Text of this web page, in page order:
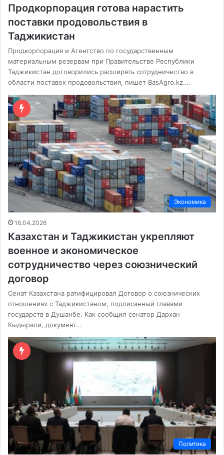
Продкорпорация готова нарастить
поставки продовольствия в
Таджикистан
Продкорпорация и Агентство по государственным
материальным резервам при Правительстве Республики
Таджикистан договорились расширять сотрудничество в
области поставок продовольствия, пишет BasAgro.kz.…
Экономика
16.04.2026
Казахстан и Таджикистан укрепляют
военное и экономическое
сотрудничество через союзнический
договор
Сенат Казахстана ратифицировал Договор о союзнических
отношениях с Таджикистаном, подписанный главами
государств в Душанбе. Как сообщил сенатор Дархан
Кыдырали, документ…
Политика